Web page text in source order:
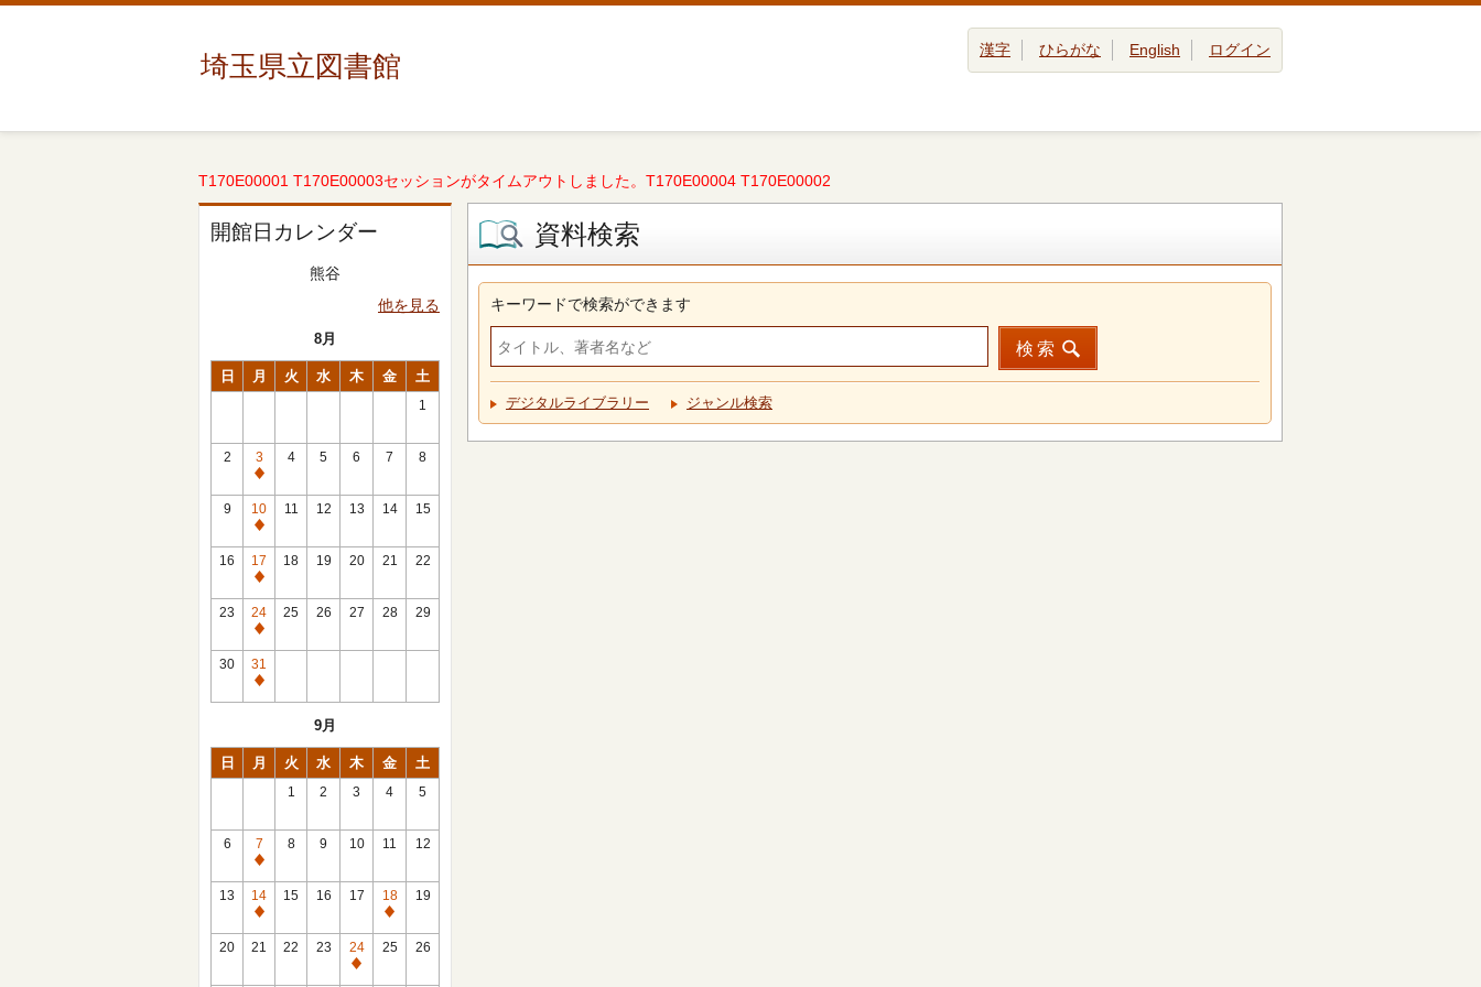
埼玉県立図書館 漢字 ひらがな English ログイン
T170E00001 T170E00003セッションがタイムアウトしました。T170E00004 T170E00002
開館日カレンダー
熊谷
他を見る
8月
日 月 火 水 木 金 土
1
2
3
休
館
日
4 5 6 7 8
9
10
休
館
日
11 12 13 14 15
16
17
休
館
日
18 19 20 21 22
23
24
休
館
日
25 26 27 28 29
30
31
休
9月
日 月 火 水 木 金 土
1 2 3 4 5
6
7
休
館
日
8 9 10 11 12
13
14
休
館
15 16 17
18
休
館
19
20 21 22 23
24
休
25 26
資料検索
キーワードで検索ができます
検索
デジタルライブラリー ジャンル検索